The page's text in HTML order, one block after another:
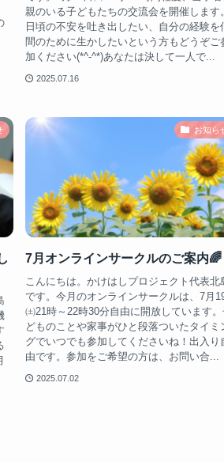
親のいる子どもたちの交流会を開催します。
日頃の不安を吐き出したい、自分の経験を
間のために生かしたいという方もどうぞご
加ください(*^-^*)あなたは決して一人で...
2025.07.16
お知ら
7月オンラインサークルのご案内🌈
こんにちは。かけはしプロジェクト代表北
です。今月のオンラインサークルは、7月
㈯21時～22時30分自由に開放しています
どものことや家事がひと段落ついたタイミ
グでいつでも参加してくださいね！出入り
由です。参加をご希望の方は、お問い合...
2025.07.02